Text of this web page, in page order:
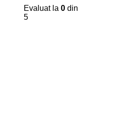
Evaluat la 0 din
5